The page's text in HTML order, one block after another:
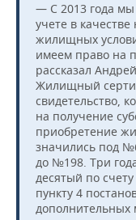
— С 2013 года мы
учете в
жилищных
имеем право на
рассказал
Жилищный
свидетельство,
на получение
приобретение
значились под
до №198. Три
десятый по
пункту 4